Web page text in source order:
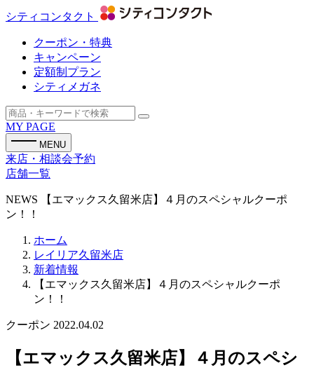
シティコンタクト
クーポン・特典
キャンペーン
定額制プラン
シティメガネ
MY PAGE
MENU
来店・相談会予約
店舗一覧
NEWS
【エマックス久留米店】４月のスペシャルクーポ
ン！！
ホーム
レイリア久留米店
新着情報
【エマックス久留米店】４月のスペシャルクーポ
ン！！
クーポン 2022.04.02
【エマックス久留米店】４月のスペシ